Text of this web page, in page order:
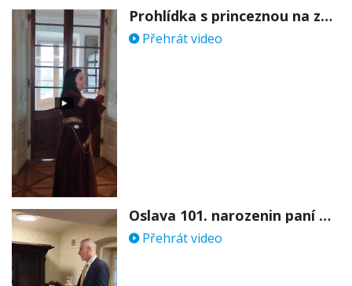
Prohlídka s princeznou na zámku Stekník
Přehrát video
Oslava 101. narozenin paní Věry Skořepové
Přehrát video